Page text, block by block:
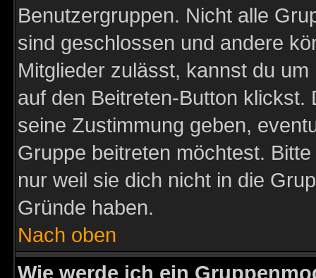
Benutzergruppen. Nicht alle
sind geschlossen und andere
Mitglieder zulässt, kannst du
auf den Beitreten-Button
seine Zustimmung geben,
Gruppe beitreten möchtest.
nur weil sie dich nicht in die
Gründe haben.
Nach oben
Wie werde ich ein